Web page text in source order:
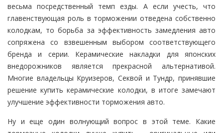
весьма посредственный темп езды. А если учесть, что
главенствующая роль в торможении отведена собственно
колодкам, то борьба за эффективность замедления авто
сопряжена со взвешенным выбором соответствующего
бренда и серии. Керамические накладки для японских
внедорожников является прекрасной альтернативой.
Многие владельцы Круизеров, Секвой и Тундр, принявшие
решение купить керамические колодки, в итоге замечают
улучшение эффективности торможения авто.
Ну и еще один волнующий вопрос в этой теме. Какие